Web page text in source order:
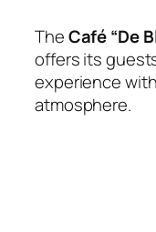
TheCafé “De
offers its
experience
atmosphere.